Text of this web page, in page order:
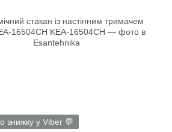
знижку у Viber 💬